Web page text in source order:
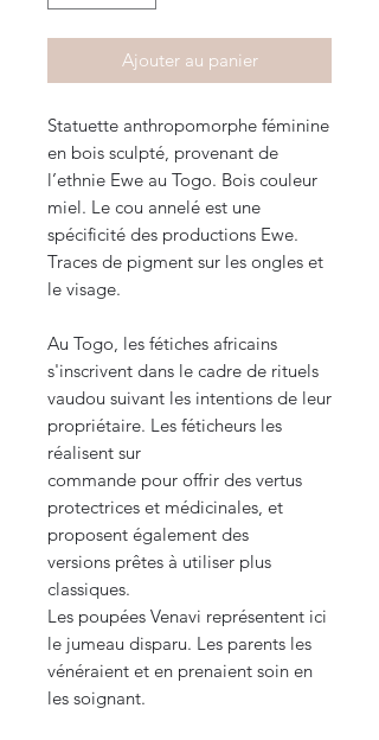
Ajouter au panier
Statuette anthropomorphe féminine
en bois sculpté, provenant de
l’ethnie Ewe au Togo. Bois couleur
miel. Le cou annelé est une
spécificité des productions Ewe.
Traces de pigment sur les ongles et
le visage.
Au Togo, les fétiches africains
s'inscrivent dans le cadre de rituels
vaudou suivant les intentions de leur
propriétaire. Les féticheurs les
réalisent sur
commande pour offrir des vertus
protectrices et médicinales, et
proposent également des
versions prêtes à utiliser plus
classiques.
Les poupées Venavi représentent ici
le jumeau disparu. Les parents les
vénéraient et en prenaient soin en
les soignant.